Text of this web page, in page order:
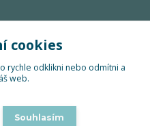
cookies
rychle odklikni nebo odmítni a
web.
Souhlasím